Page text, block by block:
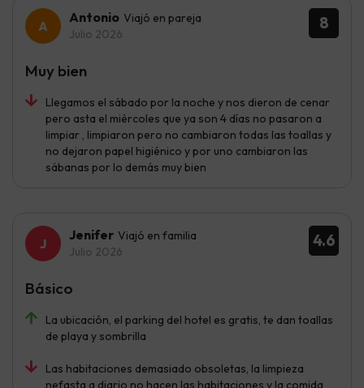
8
Antonio Viajó en pareja
Julio 2026
Llegamos el sábado por la noche y nos dieron de cenar
pero asta el miércoles que ya son 4 días no pasaron a
limpiar , limpiaron pero no cambiaron todas las toallas y
no dejaron papel higiénico y por uno cambiaron las
sábanas por lo demás muy bien
Muy bien
4.6
Jenifer Viajó en familia
Julio 2026
La ubicación, el parking del hotel es gratis, te dan toallas
de playa y sombrilla
Las habitaciones demasiado obsoletas, la limpieza
nefasta a diario no hacen las habitaciones y la comida
Básico